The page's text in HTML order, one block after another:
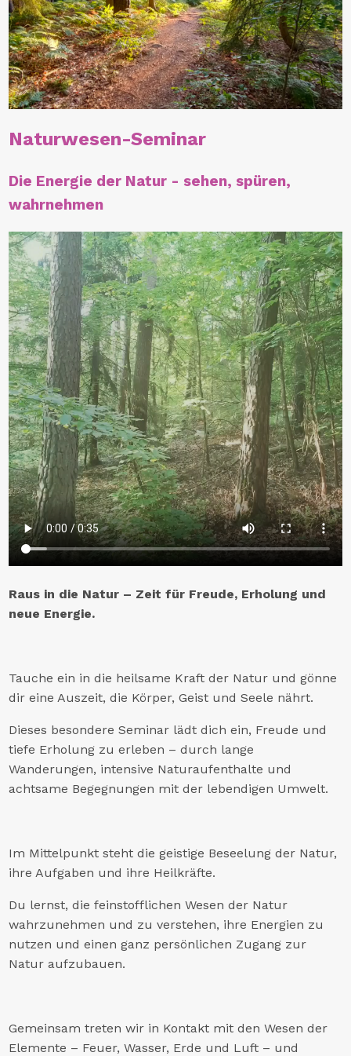
Naturwesen-Seminar
Die Energie der Natur - sehen, spüren,
wahrnehmen
Raus in die Natur – Zeit für Freude, Erholung und
neue Energie.
Tauche ein in die heilsame Kraft der Natur und gönne
dir eine Auszeit, die Körper, Geist und Seele nährt.
Dieses besondere Seminar lädt dich ein, Freude und
tiefe Erholung zu erleben – durch lange
Wanderungen, intensive Naturaufenthalte und
achtsame Begegnungen mit der lebendigen Umwelt.
Im Mittelpunkt steht die geistige Beseelung der Natur,
ihre Aufgaben und ihre Heilkräfte.
Du lernst, die feinstofflichen Wesen der Natur
wahrzunehmen und zu verstehen, ihre Energien zu
nutzen und einen ganz persönlichen Zugang zur
Natur aufzubauen.
Gemeinsam treten wir in Kontakt mit den Wesen der
Elemente – Feuer, Wasser, Erde und Luft – und